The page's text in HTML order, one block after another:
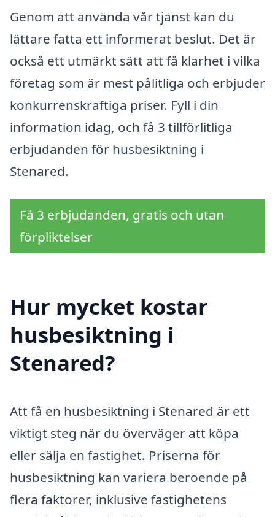
Genom att använda vår tjänst kan du
lättare fatta ett informerat beslut. Det är
också ett utmärkt sätt att få klarhet i vilka
företag som är mest pålitliga och erbjuder
konkurrenskraftiga priser. Fyll i din
information idag, och få 3 tillförlitliga
erbjudanden för husbesiktning i
Stenared.
Få 3 erbjudanden, gratis och utan
förpliktelser
Hur mycket kostar
husbesiktning i
Stenared?
Att få en husbesiktning i Stenared är ett
viktigt steg när du överväger att köpa
eller sälja en fastighet. Priserna för
husbesiktning kan variera beroende på
flera faktorer, inklusive fastighetens